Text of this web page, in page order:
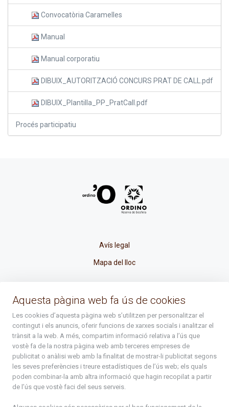
Convocatòria Caramelles
Manual
Manual corporatiu
DIBUIX_AUTORITZACIÓ CONCURS PRAT DE CALL.pdf
DIBUIX_Plantilla_PP_PratCall.pdf
Procés participatiu
Avís legal
Mapa del lloc
atenciociutadana@ordino.ad
+376 878 100
De Dl. a Dv. : de 8 a 16h (els divendres a partir de l'1 de juny
fins al divendres de la setmana de Meritxell : de 8 a 14h)
Rep tota l'actualitat del Comú d'Ordino en el teu correu
Aquesta pàgina web fa ús de cookies
Les cookies d’aquesta pàgina web s’utilitzen per personalitzar el
contingut i els anuncis, oferir funcions de xarxes socials i analitzar el
trànsit a la web. A més, compartim informació relativa a l’ús que
vostè fa de la nostra pàgina web amb terceres empreses de
publicitat o anàlisi web amb la finalitat de mostrar-li publicitat segons
les seves preferències i treure estadístiques de l’ús web; els quals
poden combinar-la amb altra informació que hagin recopilat a partir
de l’ús que vostè faci del seus serveis.